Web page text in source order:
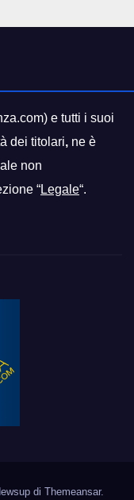
e tutti i suoi
dei titolari, ne è
non
“Legale“.
di Themeansar.